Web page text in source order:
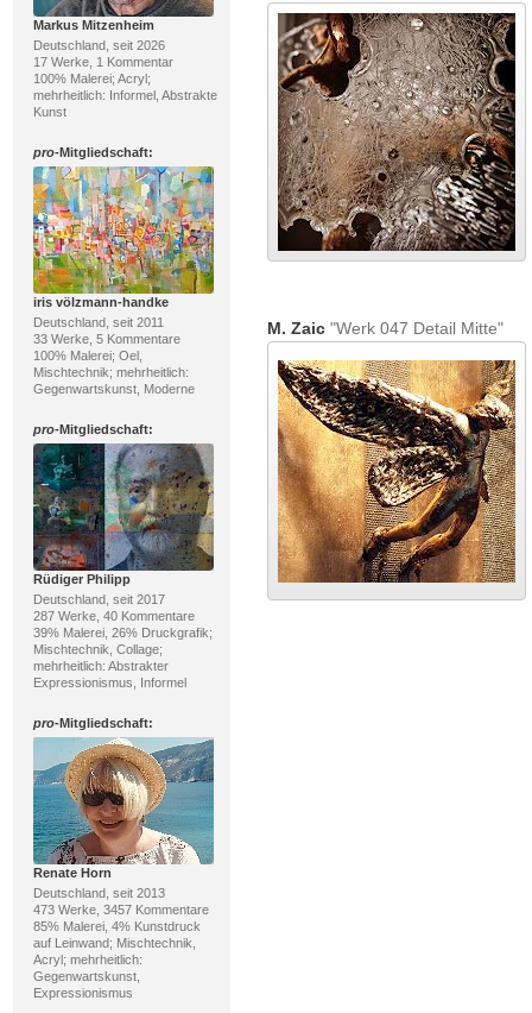
Markus Mitzenheim
Deutschland, seit 2026
17 Werke, 1 Kommentar
100% Malerei; Acryl;
mehrheitlich: Informel, Abstrakte
Kunst
pro-Mitgliedschaft:
iris völzmann-handke
Deutschland, seit 2011
33 Werke, 5 Kommentare
100% Malerei; Oel,
Mischtechnik; mehrheitlich:
Gegenwartskunst, Moderne
pro-Mitgliedschaft:
Rüdiger Philipp
Deutschland, seit 2017
287 Werke, 40 Kommentare
39% Malerei, 26% Druckgrafik;
Mischtechnik, Collage;
mehrheitlich: Abstrakter
Expressionismus, Informel
pro-Mitgliedschaft:
Renate Horn
Deutschland, seit 2013
473 Werke, 3457 Kommentare
85% Malerei, 4% Kunstdruck
auf Leinwand; Mischtechnik,
Acryl; mehrheitlich:
Gegenwartskunst,
Expressionismus
M. Zaic"Werk 047 Detail Mitte"